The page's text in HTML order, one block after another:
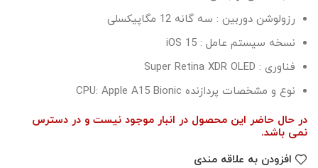
رزولوشن دوربین : سه گانه 12 مگاپیکسلی
نسخه سیستم عامل : iOS 15
فناوری : Super Retina XDR OLED
نوع و مشخصات پردازنده CPU: Apple A15 Bionic
در حال حاضر این محصول در انبار موجود نیست و در دسترس
نمی باشد.
افزودن به علاقه مندی